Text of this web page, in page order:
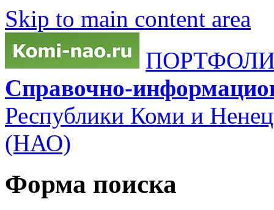
Skip to main content area
Справочно-
Республики Коми и
(НАО)
Форма поиска